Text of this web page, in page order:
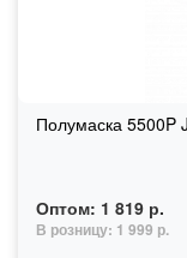
Полумаска
Оптом: 1 819 р.
В розницу: 1 999 р.